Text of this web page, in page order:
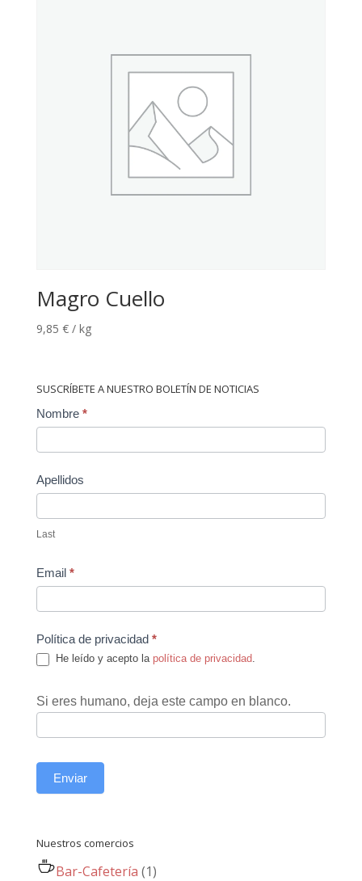
Magro Cuello
9,85 € / kg
SUSCRÍBETE A NUESTRO BOLETÍN DE NOTICIAS
Contact
Nombre *
Apellidos
Last
Email *
Política de privacidad *
He leído y acepto la política de privacidad
Si eres humano, deja este campo en blanco.
Enviar
Nuestros comercios
Bar-Cafetería (1)